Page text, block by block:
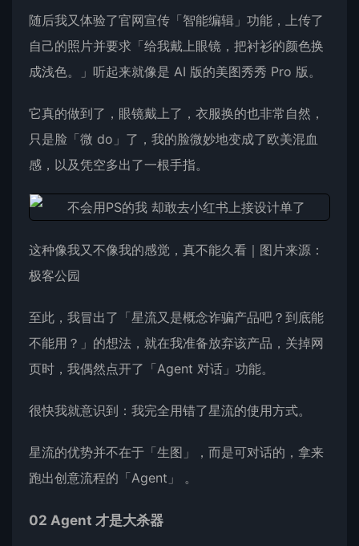
随后我又体验了官网宣传「智能编辑」功能，上传了
自己的照片并要求「给我戴上眼镜，把衬衫的颜色换
成浅色。」听起来就像是 AI 版的美图秀秀 Pro 版。
它真的做到了，眼镜戴上了，衣服换的也非常自然，
只是脸「微 do」了，我的脸微妙地变成了欧美混血
感，以及凭空多出了一根手指。
这种像我又不像我的感觉，真不能久看｜图片来源：
极客公园
至此，我冒出了「星流又是概念诈骗产品吧？到底能
不能用？」的想法，就在我准备放弃该产品，关掉网
页时，我偶然点开了「Agent 对话」功能。
很快我就意识到：我完全用错了星流的使用方式。
星流的优势并不在于「生图」，而是可对话的，拿来
跑出创意流程的「Agent」 。
02 Agent 才是大杀器